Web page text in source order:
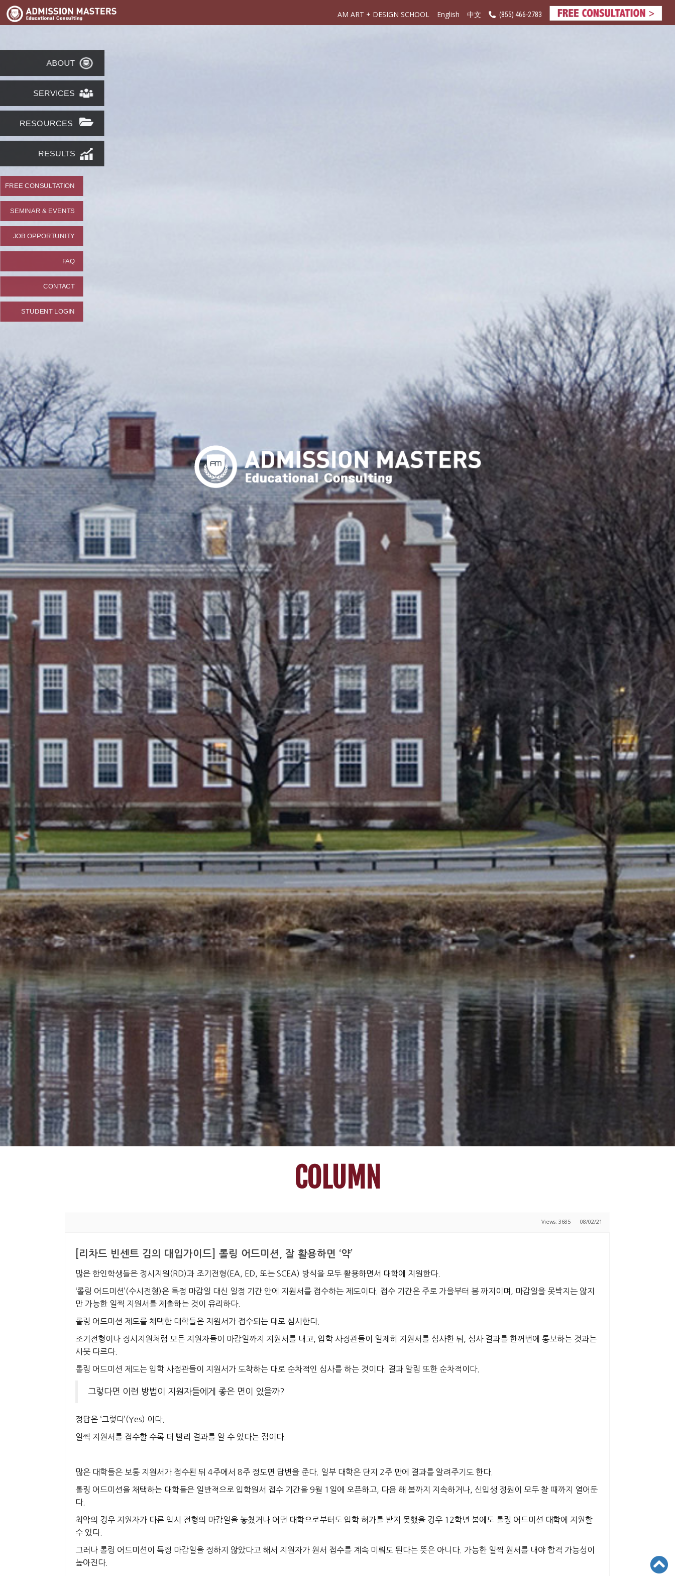
AM ART + DESIGN SCHOOL English 中文 (855) 466-2783
ABOUT
SERVICES
RESOURCES
RESULTS
FREE CONSULTATION
SEMINAR & EVENTS
JOB OPPORTUNITY
FAQ
CONTACT
STUDENT LOGIN
COLUMN
Views: 3685 08/02/21
[리차드 빈센트 김의 대입가이드] 롤링 어드미션, 잘 활용하면 ‘약’
많은 한인학생들은 정시지원(RD)과 조기전형(EA, ED, 또는 SCEA) 방식을 모두 활용하면서 대학에 지원한다.
‘롤링 어드미션’(수시전형)은 특정 마감일 대신 일정 기간 안에 지원서를 접수하는 제도 이다. 접수 기간은 주로 가을부터 봄 까지이며, 마감일을 못박지는 않지
만 가능한 일찍 지원서를 제출하는 것이 유리하다.
롤링 어드미션 제도를 채택한 대학들은 지원서가 접수되는 대로 심사한다.
조기전형이나 정시지원처럼 모든 지원자들이 마감일까지 지원서를 내고, 입학 사정관들이 일제히 지원서를 심사한 뒤, 심사 결과를 한꺼번에 통보하는 것과는
사뭇 다르다.
롤링 어드미션 제도는 입학 사정관들이 지원서가 도착하는 대로 순차적인 심사를 하는 것 이다. 결과 알림 또한 순차적이다.
그렇다면 이런 방법이 지원자들에게 좋은 면이 있을까?
정답은 ‘그렇다’(Yes) 이다.
일찍 지원서를 접수할 수록 더 빨리 결과를 알 수 있다는 점이다.
많은 대학들은 보통 지원서가 접수된 뒤 4주에서 8주 정도면 답변을 준다. 일부 대학은 단지 2주 만에 결과를 알려주기도 한다.
롤링 어드미션을 채택하는 대학들은 일반적으로 입학원서 접수 기간을 9월 1일에 오픈하고, 다음 해 봄까지 지속하거나, 신입생 정원이 모두 찰 때까지
열어둔
다.
최악의 경우 지원자가 다른 입시 전형의 마감일을 놓쳤거나 어떤 대학으로부터도 입학 허가를 받지 못했을 경우 12학년 봄에도 롤링 어드미션 대학에 지원할
수 있다.
그러나 롤링 어드미션이 특정 마감일을 정하지 않았다고 해서 지원자가 원서 접수를 계속 미뤄도 된다는 뜻은 아니다. 가능한 일찍 원서를 내야 합격 가능성이
높아진다.